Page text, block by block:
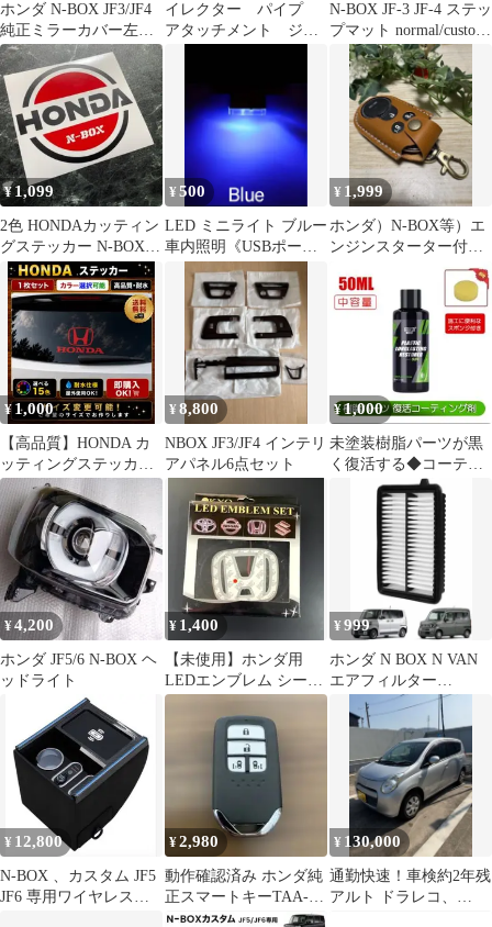
ホンダ N-BOX JF3/JF4
純正ミラーカバー左右
R562P
イレクター パイプ
アタッチメント ジョ
N-BOX JF-3 JF-4 ステッ
プマット normal/custom
共通
¥ 1,099
2色 HONDAカッティン
グステッカー N-BOX
【艶消し黒&赤】カラ
ー変更可
¥500
LED ミニライト ブルー
車内照明《USBポー
ト》2個セット
¥ 1,999
ホンダ）N-BOX等）エ
ンジンスターター付）
スマートキーケース）
栃木レザー
¥ 1,000
【高品質】HONDA カ
ッティングステッカー /
カラー変更・サイズ変
更可
¥8,800
NBOX JF3/JF4 インテリ
アパネル6点セット
¥1,000
未塗装樹脂パーツが黒
く復活する◆コーティ
ング剤◆中容量50ml
¥4,200
ホンダ JF5/6 N-BOX ヘ
ッドライト
¥ 1,400
【未使用】ホンダ用
LEDエンブレム シート
赤 KYO 12V カスタム
¥999
ホンダ N BOX N VAN
エアフィルター
PH113A 1個
¥ 12,800
N-BOX 、カスタム JF5
JF6 専用ワイヤレス充
¥2,980
動作確認済み ホンダ純
正スマートキーTAA-
J11 4ボタン両側スライ
¥ 130,000
通勤快速！車検約2年残
アルト ドラレコ、